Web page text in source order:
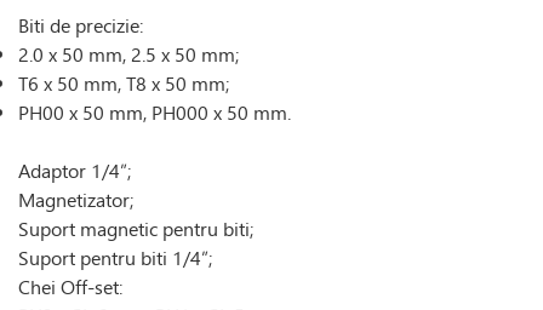
Biti de precizie:
2.0 x 50 mm, 2.5 x 50 mm;
T6 x 50 mm, T8 x 50 mm;
PH00 x 50 mm, PH000 x 50 mm.
Adaptor 1/4”;
Magnetizator;
Suport magnetic pentru biti;
Suport pentru biti 1/4”;
Chei Off-set: